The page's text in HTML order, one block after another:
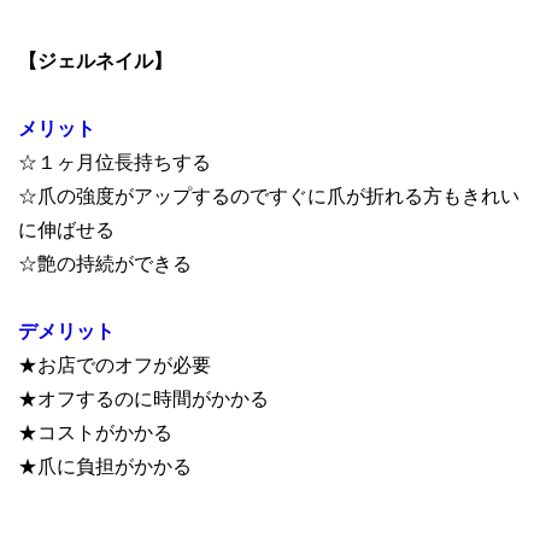
【ジェルネイル】
メリット
☆１ヶ月位長持ちする
☆爪の強度がアップするのですぐに爪が折れる方もきれい
に伸ばせる
☆艶の持続ができる
デメリット
★お店でのオフが必要
★オフするのに時間がかかる
★コストがかかる
★爪に負担がかかる